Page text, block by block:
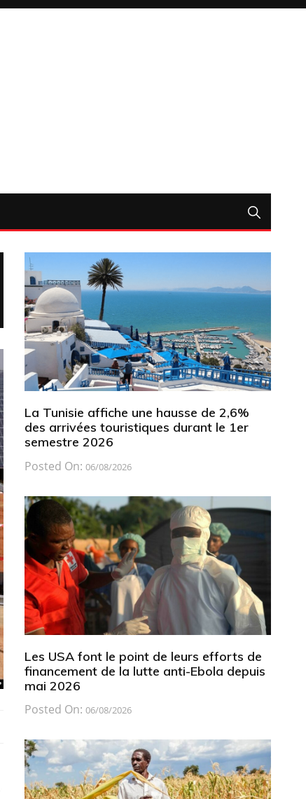
La Tunisie affiche une hausse de 2,6%
des arrivées touristiques durant le 1er
semestre 2026
Posted On: 06/08/2026
Les USA font le point de leurs efforts de
financement de la lutte anti-Ebola depuis
mai 2026
Posted On: 06/08/2026